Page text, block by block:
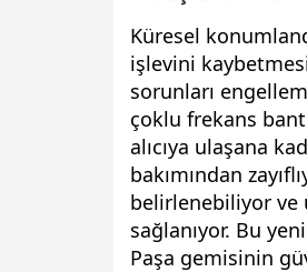
Küresel
işlevini
sorunları
çoklu frekans
alıcıya ulaşana
bakımından
belirlenebiliyor ve
sağlanıyor. Bu
Paşa gemisinin